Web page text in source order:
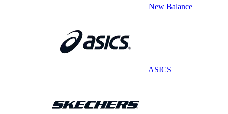
New Balance
ASICS